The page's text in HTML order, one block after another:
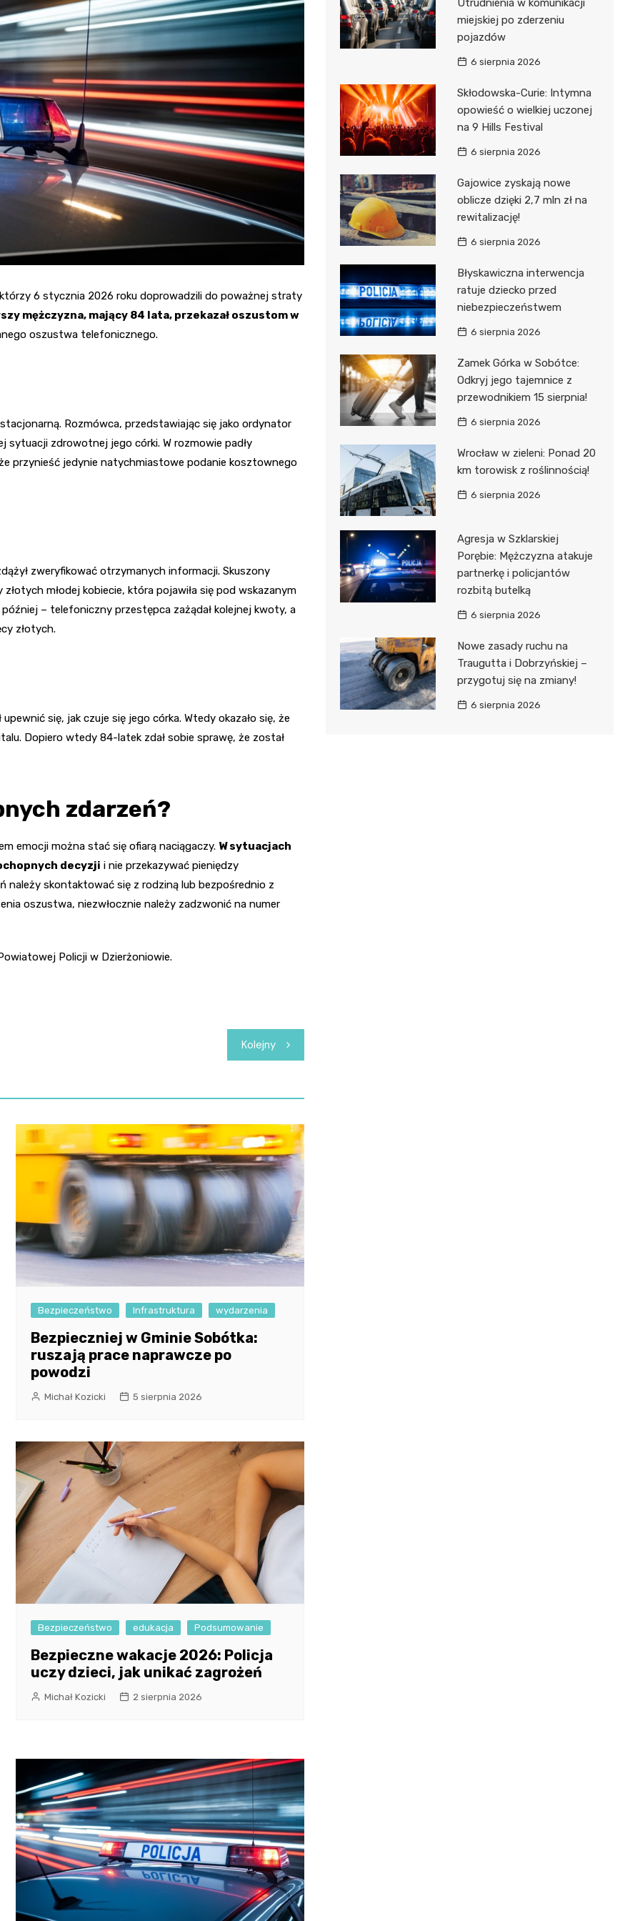
Fryzjer
Kino
Poczta
6 stycznia 2026 roku doprowadzili do poważnej straty
mężczyzna, mający 84 lata, przekazał oszustom w
oszustwa telefonicznego.
Rozmówca, przedstawiając się jako ordynator
zdrowotnej jego córki. W rozmowie padły
przynieść jedynie natychmiastowe podanie kosztownego
zweryfikować otrzymanych informacji. Skuszony
młodej kobiecie, która pojawiła się pod wskazanym
– telefoniczny przestępca zażądał kolejnej kwoty, a
złotych.
się, jak czuje się jego córka. Wtedy okazało się, że
Dopiero wtedy 84-latek zdał sobie sprawę, że został
zdarzeń?
emocji można stać się ofiarą naciągaczy. W sytuacjach
decyzji i nie przekazywać pieniędzy
należy skontaktować się z rodziną lub bezpośrednio z
oszustwa, niezwłocznie należy zadzwonić na numer
Policji w Dzierżoniowie.
Kolejny
Bezpieczeństwo Infrastruktura wydarzenia
Bezpieczniej w Gminie Sobótka:
ruszają prace naprawcze po
powodzi
Michał Kozicki 5 sierpnia 2026
Bezpieczeństwo edukacja Podsumowanie
Bezpieczne wakacje 2026: Policja
uczy dzieci, jak unikać zagrożeń
Michał Kozicki 2 sierpnia 2026
Utrudnienia w komunikacji
miejskiej po zderzeniu
pojazdów
6 sierpnia 2026
Skłodowska-Curie: Intymna
opowieść o wielkiej uczonej
na 9 Hills Festival
6 sierpnia 2026
Gajowice zyskają nowe
oblicze dzięki 2,7 mln zł na
rewitalizację!
6 sierpnia 2026
Błyskawiczna interwencja
ratuje dziecko przed
niebezpieczeństwem
6 sierpnia 2026
Zamek Górka w Sobótce:
Odkryj jego tajemnice z
przewodnikiem 15 sierpnia!
6 sierpnia 2026
Wrocław w zieleni: Ponad 20
km torowisk z roślinnością!
6 sierpnia 2026
Agresja w Szklarskiej
Porębie: Mężczyzna atakuje
partnerkę i policjantów
rozbitą butelką
6 sierpnia 2026
Nowe zasady ruchu na
Traugutta i Dobrzyńskiej –
przygotuj się na zmiany!
6 sierpnia 2026